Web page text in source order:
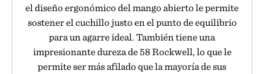
el diseño ergonómico del mango abierto le permite
sostener el cuchillo justo en el punto de equilibrio
para un agarre ideal. También tiene una
impresionante dureza de 58 Rockwell, lo que le
permite ser más afilado que la mayoría de sus